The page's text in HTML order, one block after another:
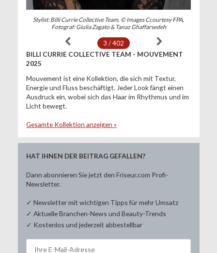
Stylist: Billi Currie Collective Team, © Images Ccourtesy FPA,
Fotograf: Giulia Zagato & Tanaz Ghaffarsedeh
3 / 402
BILLI CURRIE COLLECTIVE TEAM - MOUVEMENT
2025
Mouvement ist eine Kollektion, die sich mit Textur,
Energie und Fluss beschäftigt. Jeder Look fängt einen
Ausdruck ein, wobei sich das Haar im Rhythmus und im
Licht bewegt.
Gesamte Kollektion anzeigen »
HAT IHNEN DER BEITRAG GEFALLEN?
Dann abonnieren Sie jetzt den Friseur.com Profi-
Newsletter.
✓ Newsletter mit wichtigen Tipps für mehr Umsatz
✓ Aktuelle Branchen-News und Beauty-Trends
✓ Kostenlos und jederzeit abbestellbar